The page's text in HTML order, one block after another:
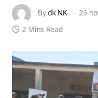
Bydk NK 26
2 Mins Read